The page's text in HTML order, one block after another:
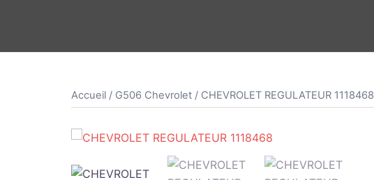
Accueil / G506 Chevrolet / CHEVROLET REGULATEUR 1118468